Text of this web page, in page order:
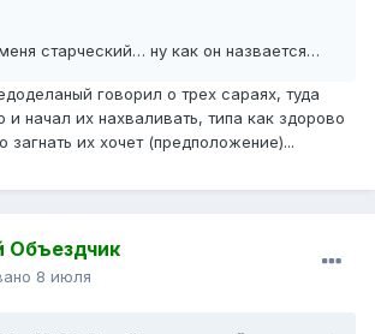
старческий… ну как он назвается…
говорил о трех сараях, туда
начал их нахваливать, типа как здорово
загнать их хочет (предположение)...
Объездчик
8 июля